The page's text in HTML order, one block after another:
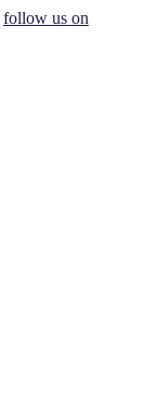
follow us on